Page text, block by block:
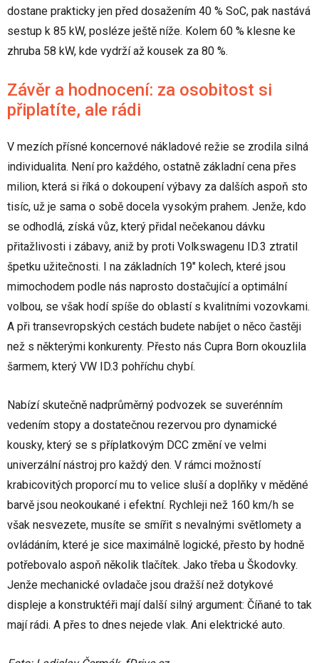
dostane prakticky jen před dosažením 40 % SoC, pak nastává
sestup k 85 kW, posléze ještě níže. Kolem 60 % klesne ke
zhruba 58 kW, kde vydrží až kousek za 80 %.
Závěr a hodnocení: za osobitost si
připlatíte, ale rádi
V mezích přísné koncernové nákladové režie se zrodila silná
individualita. Není pro každého, ostatně základní cena přes
milion, která si říká o dokoupení výbavy za dalších aspoň sto
tisíc, už je sama o sobě docela vysokým prahem. Jenže, kdo
se odhodlá, získá vůz, který přidal nečekanou dávku
přitažlivosti i zábavy, aniž by proti Volkswagenu ID.3 ztratil
špetku užitečnosti. I na základních 19" kolech, které jsou
mimochodem podle nás naprosto dostačující a optimální
volbou, se však hodí spíše do oblastí s kvalitními vozovkami.
A při transevropských cestách budete nabíjet o něco častěji
než s některými konkurenty. Přesto nás Cupra Born okouzlila
šarmem, který VW ID.3 pohříchu chybí.
Nabízí skutečně nadprůměrný podvozek se suverénním
vedením stopy a dostatečnou rezervou pro dynamické
kousky, který se s příplatkovým DCC změní ve velmi
univerzální nástroj pro každý den. V rámci možností
krabicovitých proporcí mu to velice sluší a doplňky v měděné
barvě jsou neokoukané i efektní. Rychleji než 160 km/h se
však nesvezete, musíte se smířit s nevalnými světlomety a
ovládáním, které je sice maximálně logické, přesto by hodně
potřebovalo aspoň několik tlačítek. Jako třeba u Škodovky.
Jenže mechanické ovladače jsou dražší než dotykové
displeje a konstruktéři mají další silný argument: Číňané to tak
mají rádi. A přes to dnes nejede vlak. Ani elektrické auto.